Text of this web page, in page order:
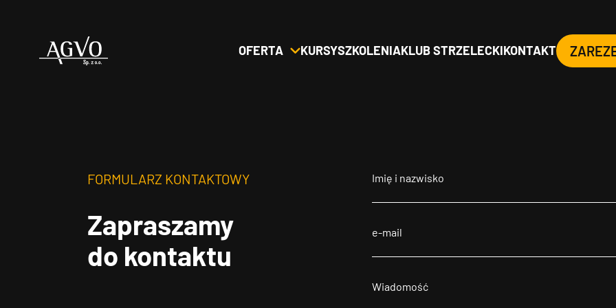
Header
OFERTA KURSYSZKOLENIAKLUB STRZELECKIKONTAKT
FORMULARZ KONTAKTOWY
Zapraszamy
do kontaktu